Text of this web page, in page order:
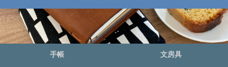
手帳
文房具